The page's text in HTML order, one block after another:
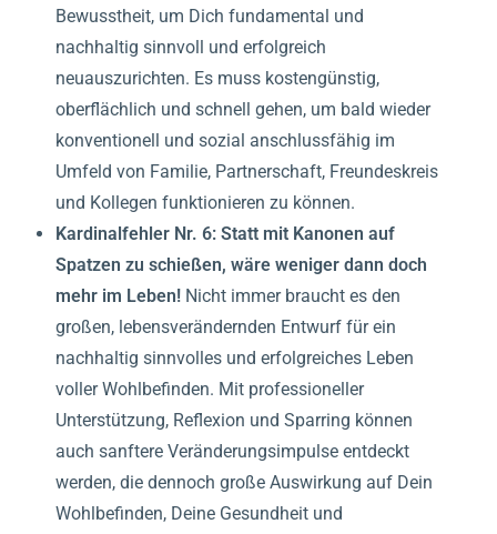
Bewusstheit, um Dich fundamental und
nachhaltig sinnvoll und erfolgreich
neuauszurichten. Es muss kostengünstig,
oberflächlich und schnell gehen, um bald wieder
konventionell und sozial anschlussfähig im
Umfeld von Familie, Partnerschaft, Freundeskreis
und Kollegen funktionieren zu können.
Kardinalfehler Nr. 6: Statt mit Kanonen auf
Spatzen zu schießen, wäre weniger dann doch
mehr im Leben! Nicht immer braucht es den
großen, lebensverändernden Entwurf für ein
nachhaltig sinnvolles und erfolgreiches Leben
voller Wohlbefinden. Mit professioneller
Unterstützung, Reflexion und Sparring können
auch sanftere Veränderungsimpulse entdeckt
werden, die dennoch große Auswirkung auf Dein
Wohlbefinden, Deine Gesundheit und